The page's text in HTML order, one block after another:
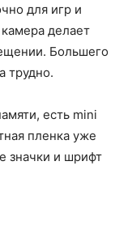
для игр и
делает
Большего
трудно.
есть mini
пленка уже
значки и шрифт